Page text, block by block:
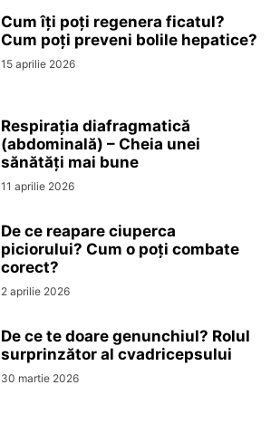
Cum îți poți regenera ficatul?
Cum poți preveni bolile hepatice?
15 aprilie 2026
Respirația diafragmatică
(abdominală) – Cheia unei
sănătăți mai bune
11 aprilie 2026
De ce reapare ciuperca
piciorului? Cum o poți combate
corect?
2 aprilie 2026
De ce te doare genunchiul? Rolul
surprinzător al cvadricepsului
30 martie 2026